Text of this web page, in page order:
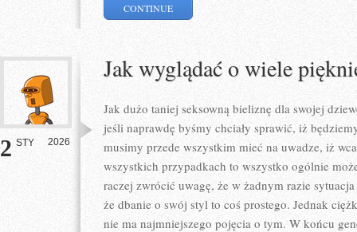
CONTINUE
2 STY 2026
Jak wyglądać o wiele
Jak dużo taniej seksowną bieliznę dla swojej
jeśli naprawdę byśmy chciały sprawić, iż
musimy przede wszystkim mieć na uwadze, iż
wszystkich przypadkach to wszystko ogólnie
raczej zwrócić uwagę, że w żadnym razie
że dbanie o swój styl to coś prostego. Jednak
nie ma najmniejszego pojęcia o tym. W końcu